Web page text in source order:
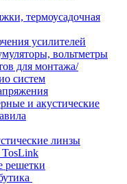
термоусадочная
усилителей
вольтметры
для монтажа/
систем
и акустические
линзы
TosLink
решетки